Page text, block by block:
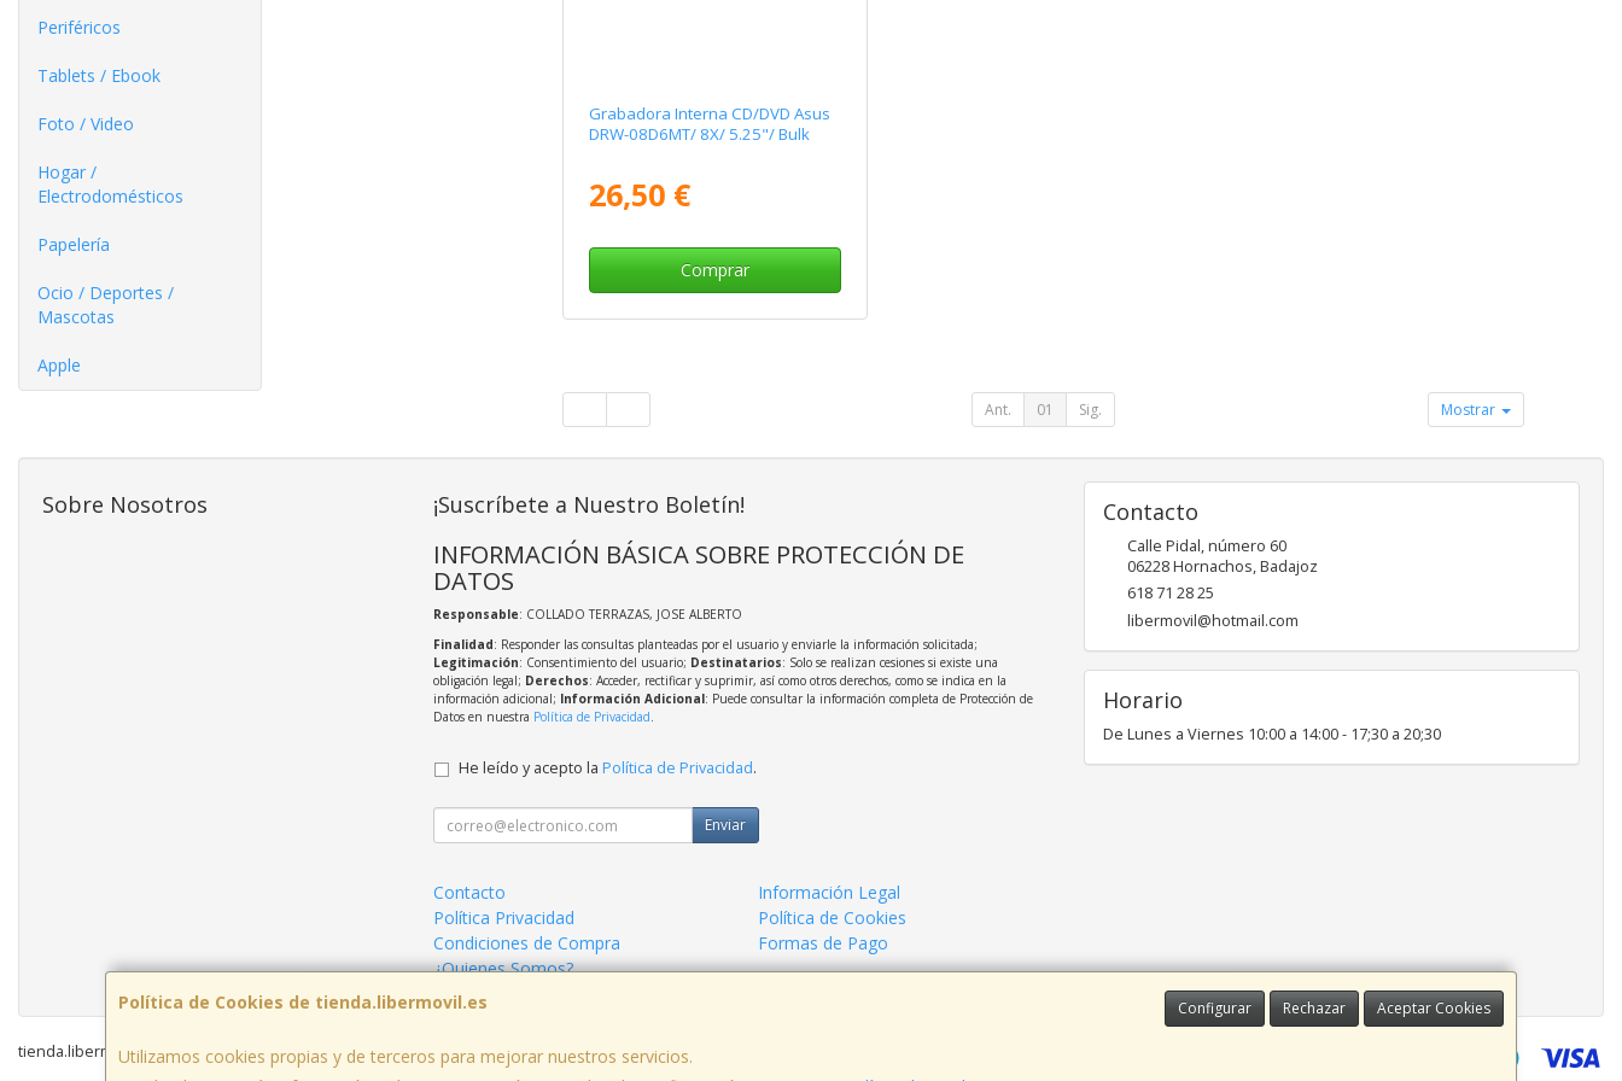
Periféricos
Tablets / Ebook
Foto / Video
Hogar /
Electrodomésticos
Papelería
Ocio / Deportes /
Mascotas
Apple
Grabadora Interna CD/DVD Asus
DRW-08D6MT/ 8X/ 5.25"/ Bulk
26,50 €
Comprar
Ant. 01 Sig. Mostrar
Política de Cookies de tienda.libermovil.es Configurar Rechazar Aceptar Cookies
Utilizamos cookies propias y de terceros para mejorar nuestros servicios.
Sobre Nosotros ¡Suscríbete a Nuestro Boletín!
INFORMACIÓN BÁSICA SOBRE PROTECCIÓN DE
DATOS
Responsable: COLLADO TERRAZAS, JOSE ALBERTO
Finalidad: Responder las consultas planteadas por el usuario y enviarle la información solicitada;
Legitimación: Consentimiento del usuario; Destinatarios: Solo se realizan cesiones si existe una
obligación legal; Derechos: Acceder, rectificar y suprimir, así como otros derechos, como se indica en la
información adicional; Información Adicional: Puede consultar la información completa de Protección de
Datos en nuestra Política de Privacidad.
He leído y acepto la Política de Privacidad.
Enviar
Contacto
Información Legal
Política Privacidad
Política de Cookies
Condiciones de Compra
Formas de Pago
¿Quienes Somos?
Contacto
Calle Pidal, número 60
06228Hornachos,Badajoz
618 71 28 25
libermovil@hotmail.com
Horario
De Lunes a Viernes 10:00 a 14:00 - 17;30 a 20;30
tienda.libermovil.es © 2026